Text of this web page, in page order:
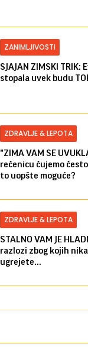
ZANIMLJIVOSTI
SJAJAN ZIMSKI TRIK:
stopala uvek budu
ZDRAVLJE & LEPOTA
"ZIMA VAM SE
rečenicu čujemo
to uopšte moguće?
ZDRAVLJE & LEPOTA
STALNO VAM JE
razlozi zbog kojih
ugrejete...